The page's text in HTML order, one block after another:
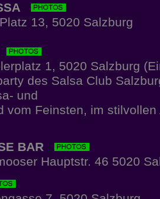
13, 5020 Salzburg
1, 5020 Salzburg
des Salsa Club
und
vom Feinsten, im
BAR
Hauptstr. 46 5020